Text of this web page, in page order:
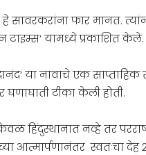
सावरकरांना फार मानत.
टाइम्स’
या नावाचे एक
घणाघाती टीका केली होती.
हिंदुस्थानात नव्हे तर
आत्मार्पणानंतर स्वतःचा देह